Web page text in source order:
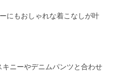
にもおしゃれな着こなしが叶
ニーやデニムパンツと合わせ